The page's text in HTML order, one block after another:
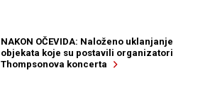
NAKON OČEVIDA: Naloženo uklanjanje
objekata koje su postavili organizatori
Thompsonova koncerta